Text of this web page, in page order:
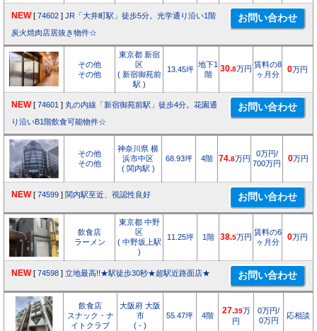
NEW [ 74602 ] JR「大井町駅」徒歩5分。光学通り沿い1階
炭火焼肉店居抜き物件☆
その他
その他
東京都 新宿
区
( 新宿御苑前
駅 )
13.45坪
地下1
階
30.8万円 賃料の8
ヶ月分
0万円
NEW [ 74601 ] 丸の内線「新宿御苑前駅」徒歩4分。花園通
り沿いB1階飲食可能物件☆
その他
その他
神奈川県 横
浜市中区
( 関内駅 )
68.93坪 4階 74.8万円
0万円/
700万円
0万円
NEW [ 74599 ] 関内駅至近、視認性良好
飲食店
ラーメン
東京都 中野
区
( 中野坂上駅
)
11.25坪 1階 38.5万円
賃料の6
ヶ月分
0万円
NEW [ 74598 ] 立地最高!!★駅徒歩30秒★超駅近路面店★
飲食店
スナック・ナ
イトクラブ
大阪府 大阪
市
( - )
55.47坪 4階
27.39万
円
0万円/
0万円
応相談